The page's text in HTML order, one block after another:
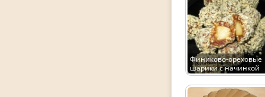
Финиково-ореховые
шарики с начинкой